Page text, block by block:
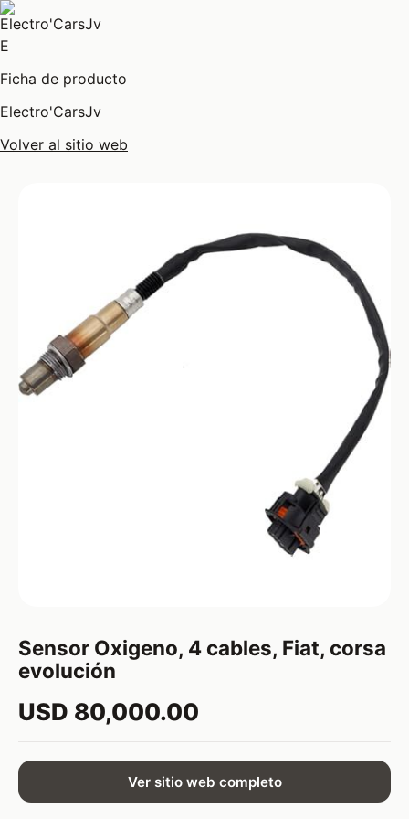
E
Ficha de producto
Electro'CarsJv
Volver al sitio web
Sensor Oxigeno, 4 cables, Fiat, corsa
evolución
USD 80,000.00
Ver sitio web completo